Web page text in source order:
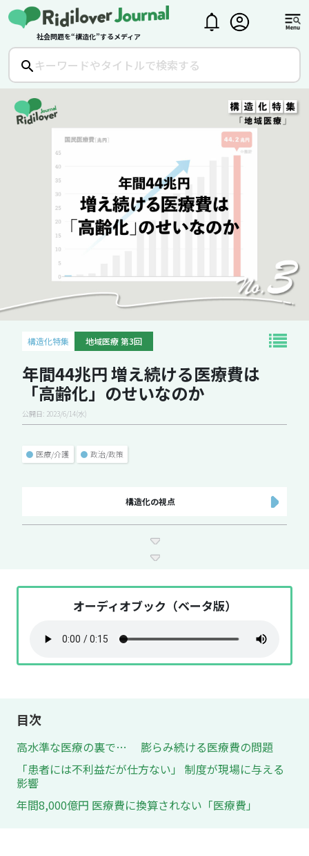
社会問題を“構造化”するメディア
構造化特集 地域医療 第3回
年間44兆円 増え続ける医療費は
「高齢化」のせいなのか
公開日: 2023/6/14(水)
● 医療/介護 ● 政治/政策
構造化の視点
オーディオブック（ベータ版）
目次
高水準な医療の裏で… 膨らみ続ける医療費の問題
「患者には不利益だが仕方ない」 制度が現場に与える
影響
年間8,000億円 医療費に換算されない「医療費」